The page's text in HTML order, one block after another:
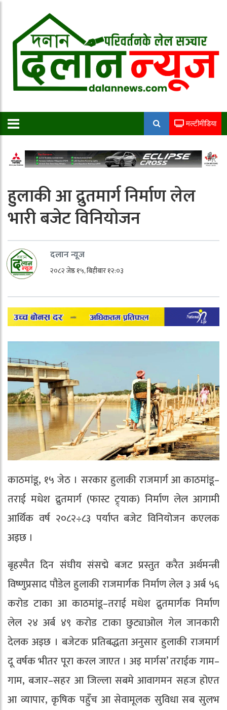
मल्टीमीडिया
हुलाकी आ द्रुतमार्ग निर्माण लेल
भारी बजेट विनियोजन
दलान न्यूज
२०८२ जेष्ठ १५, बिहीबार १२:०३
काठमांडू, १५ जेठ । सरकार हुलाकी राजमार्ग आ काठमांडू–
तराई मधेश द्रुतमार्ग (फास्ट ट्र्याक) निर्माण लेल आगामी
आर्थिक वर्ष २०८२÷८३ पर्याप्त बजेट विनियोजन कएलक
अइछ ।
बृहस्पैत दिन संघीय संसद्मे बजट प्रस्तुत करैत अर्थमन्त्री
विष्णुप्रसाद पौडेल हुलाकी राजमार्गक निर्माण लेल ३ अर्ब ५६
करोड टाका आ काठमांडू–तराई मधेश द्रुतमार्गक निर्माण
लेल २४ अर्ब ४९ करोड टाका छुट्याओल गेल जानकारी
देलक अइछ । बजेटक प्रतिबद्धता अनुसार हुलाकी राजमार्ग
दू वर्षक भीतर पूरा करल जाएत । अइ मार्गस’ तराईक गाम–
गाम, बजार–सहर आ जिल्ला सबमे आवागमन सहज होएत
आ व्यापार, कृषिक पहुँच आ सेवामूलक सुविधा सब सुलभ